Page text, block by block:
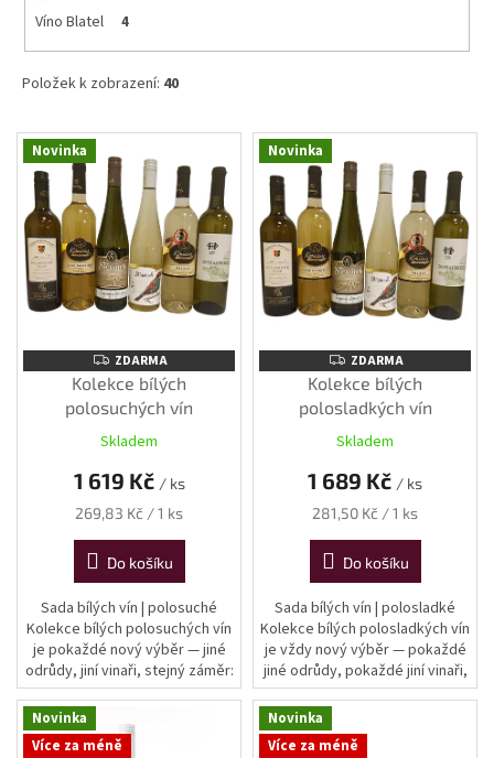
Víno Blatel 4
Položek k zobrazení: 40
V Novinka
ZDARMA
ZDARMA
Kolekce bílých
polosuchých vín
Skladem
1 619 Kč / ks
Měrná
269,83 Kč / 1 ks
Do košíku
Sada bílých vín | polosuché
Kolekce bílých polosuchých vín
je pokaždé nový výběr — jiné
odrůdy, jiní vinaři, stejný záměr:
ukázat šíři moravských bílých
vín v kategorii...
Novinka
ZDARMA
ZDARMA
Kolekce bílých
polosladkých vín
Skladem
1 689 Kč / ks
Měrná
281,50 Kč / 1 ks
Do košíku
Sada bílých vín | polosladké
Kolekce bílých polosladkých vín
je vždy nový výběr — pokaždé
jiné odrůdy, pokaždé jiní vinaři,
vždy stejný záměr: ukázat, jak
rozmanitá může být...
Novinka
Více za méně
Novinka
Více za méně